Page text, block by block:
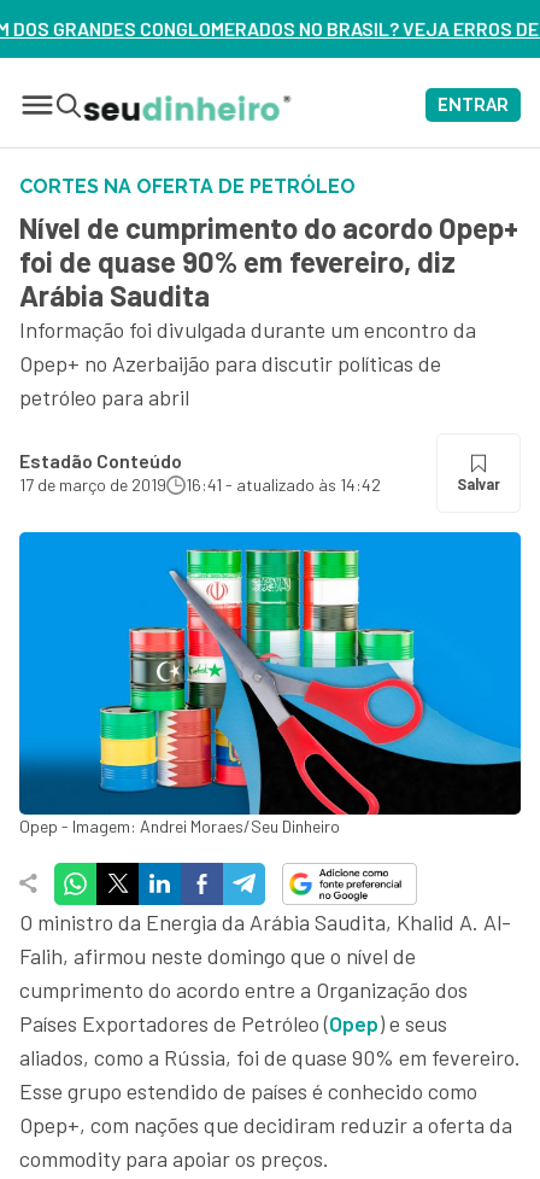
NO BRASIL? VEJA ERROS DE 3 DELES – ASSISTA AGORA
ENTRAR
CORTES NA OFERTA DE PETRÓLEO
Nível de cumprimento do acordo Opep+
foi de quase 90% em fevereiro, diz
Arábia Saudita
Informação foi divulgada durante um encontro da
Opep+ no Azerbaijão para discutir políticas de
petróleo para abril
Estadão Conteúdo
17 de março de 2019 16:41 - atualizado às 14:42 Salvar
Opep - Imagem: Andrei Moraes/Seu Dinheiro
O ministro da Energia da Arábia Saudita, Khalid A. Al-
Falih, afirmou neste domingo que o nível de
cumprimento do acordo entre a Organização dos
Países Exportadores de Petróleo (Opep) e seus
aliados, como a Rússia, foi de quase 90% em fevereiro.
Esse grupo estendido de países é conhecido como
Opep+, com nações que decidiram reduzir a oferta da
commodity para apoiar os preços.